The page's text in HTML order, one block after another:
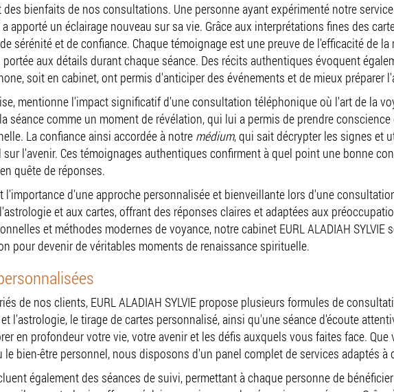
bienfaits de nos consultations. Une personne ayant expérimenté notre
apporté un éclairage nouveau sur sa vie. Grâce aux interprétations fines des
sérénité et de confiance. Chaque témoignage est une preuve de l'efficacité de
portée aux détails durant chaque séance. Des récits authentiques évoquent
soit en cabinet, ont permis d'anticiper des événements et de mieux préparer
mentionne l'impact significatif d'une consultation téléphonique où l'art de la
séance comme un moment de révélation, qui lui a permis de prendre
La confiance ainsi accordée à notre médium, qui sait décrypter les signes et
sur l'avenir. Ces témoignages authentiques confirment à quel point une bonne
quête de réponses.
l'importance d'une approche personnalisée et bienveillante lors d'une
et aux cartes, offrant des réponses claires et adaptées aux
et méthodes modernes de voyance, notre cabinet EURL ALADIAH
pour devenir de véritables moments de renaissance spirituelle.
de nos clients, EURL ALADIAH SYLVIE propose plusieurs formules de
l'astrologie, le tirage de cartes personnalisé, ainsi qu'une séance d'écoute
en profondeur votre vie, votre avenir et les défis auxquels vous faites face.
le bien-être personnel, nous disposons d'un panel complet de services adaptés à
également des séances de suivi, permettant à chaque personne de